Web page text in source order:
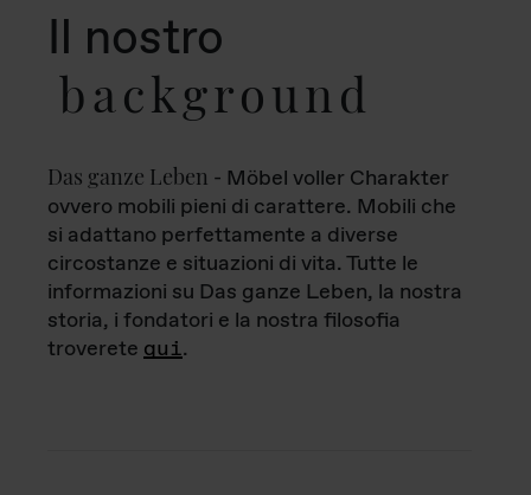
Il nostro
background
Das ganze Leben - Möbel voller Charakter
ovvero mobili pieni di carattere. Mobili che
si adattano perfettamente a diverse
circostanze e situazioni di vita. Tutte le
informazioni su Das ganze Leben, la nostra
storia, i fondatori e la nostra filosofia
troverete qui.